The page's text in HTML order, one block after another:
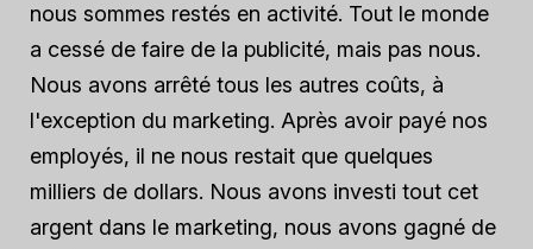
nous sommes restés en activité. Tout le monde
a cessé de faire de la publicité, mais pas nous.
Nous avons arrêté tous les autres coûts, à
l'exception du marketing. Après avoir payé nos
employés, il ne nous restait que quelques
milliers de dollars. Nous avons investi tout cet
argent dans le marketing, nous avons gagné de